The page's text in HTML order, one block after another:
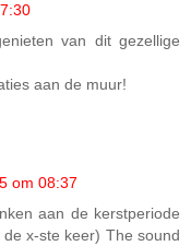
van dit gezellige
aan de muur!
om 08:37
aan de kerstperiode
x-ste keer) The sound